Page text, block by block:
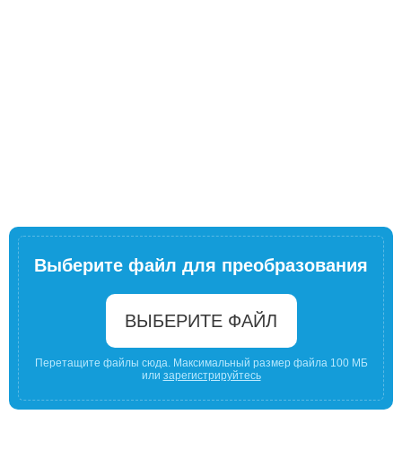
Выберите файл для преобразования
ВЫБЕРИТЕ ФАЙЛ
Перетащите файлы сюда. Максимальный размер файла 100 МБ
или зарегистрируйтесь